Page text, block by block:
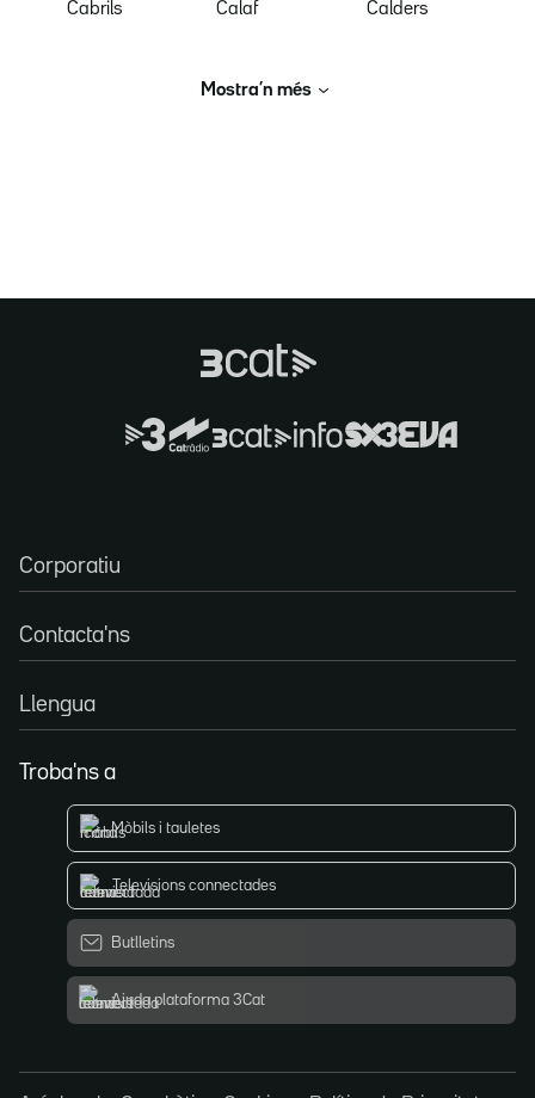
Cabrils
Calaf Calders
Mostra’n més
Corporatiu
Contacta'ns
Llengua
Troba'ns a
Mòbils i tauletes
Televisions connectades
Butlletins
Ajuda plataforma 3Cat